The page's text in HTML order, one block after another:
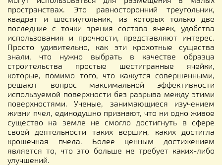
пространствах. Это равносторонний треугольник,
квадрат и шестиугольник, из которых только две
последние с точки зрения состава ячеек, удобства
использования и прочности, представляют интерес.
Просто удивительно, как эти крохотные существа
знали, что нужно выбрать в качестве образца
строительства простые шестигранные ячейки,
которые, помимо того, что кажутся совершенными,
решают вопрос максимальной эффективности
используемой поверхности без разрыва между этими
поверхностями. Ученые, занимающиеся изучением
жизни пчел, единодушно признают, что ни одно живое
существо на земле не смогло достигнуть в сфере
своей деятельности таких вершин, каких достигла
крошечная пчела. Более ценным достижением
является то, что это больше не требует каких-либо
улучшений.